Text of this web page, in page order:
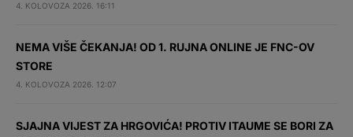
4. KOLOVOZA 2026. 16:11
NEMA VIŠE ČEKANJA! OD 1. RUJNA ONLINE JE FNC-OV
STORE
4. KOLOVOZA 2026. 12:07
SJAJNA VIJEST ZA HRGOVIĆA! PROTIV ITAUME SE BORI ZA